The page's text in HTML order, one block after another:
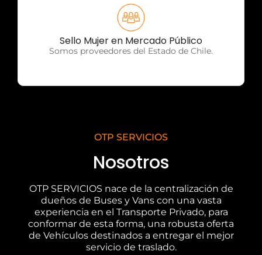
Sello Mujer en Mercado Público
Somos proveedores del Estado de Chile.
OTP Servicios
OTP SERVICIOS
Nosotros
OTP SERVICIOS nace de la centralización de
dueños de Buses y Vans con una vasta
experiencia en el Transporte Privado, para
conformar de esta forma, una robusta oferta
de Vehículos destinados a entregar el mejor
servicio de traslado.